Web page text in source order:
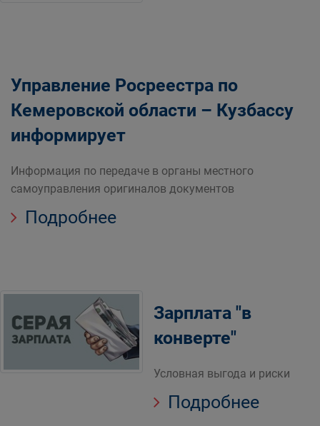
Управление Росреестра по
Кемеровской области – Кузбассу
информирует
Информация по передаче в органы местного
самоуправления оригиналов документов
Подробнее
Зарплата "в
конверте"
Условная выгода и риски
Подробнее